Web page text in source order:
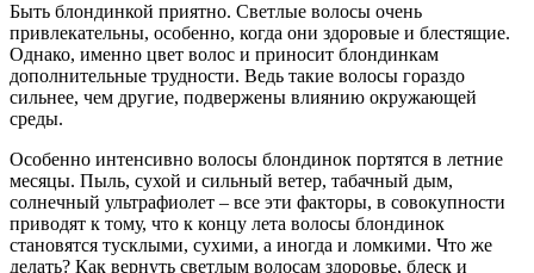
Быть блондинкой приятно. Светлые волосы очень
привлекательны, особенно, когда они здоровые и блестящие.
Однако, именно цвет волос и приносит блондинкам
дополнительные трудности. Ведь такие волосы гораздо
сильнее, чем другие, подвержены влиянию окружающей
среды.
Особенно интенсивно волосы блондинок портятся в летние
месяцы. Пыль, сухой и сильный ветер, табачный дым,
солнечный ультрафиолет – все эти факторы, в совокупности
приводят к тому, что к концу лета волосы блондинок
становятся тусклыми, сухими, а иногда и ломкими. Что же
делать? Как вернуть светлым волосам здоровье, блеск и